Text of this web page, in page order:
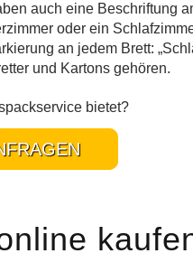
auch eine Beschriftung
oder ein
an jedem Brett:
und Kartons gehören.
bietet?